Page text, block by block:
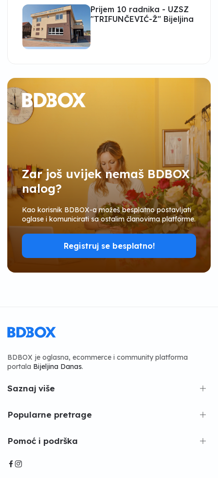
Prijem 10 radnika - UZSZ
"TRIFUNČEVIĆ-Ž" Bijeljina
Zar još uvijek nemaš BDBOX
nalog?
Kao korisnik BDBOX-a možeš besplatno postavljati
oglase i komunicirati sa ostalim članovima platforme.
Registruj se besplatno!
BDBOX je oglasna, ecommerce i community platforma
portala Bijeljina Danas.
Saznaj više
Popularne pretrage
Pomoć i podrška